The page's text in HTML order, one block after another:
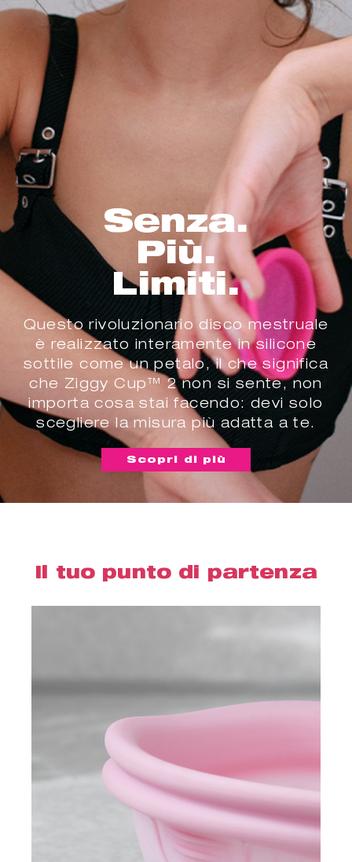
Senza.
Più.
Limiti.
Questo rivoluzionario disco mestruale
è realizzato interamente in silicone
sottile come un petalo, il che significa
che Ziggy Cup™ 2 non si sente, non
importa cosa stai facendo: devi solo
scegliere la misura più adatta a te.
Scopri di più
Il tuo punto di partenza